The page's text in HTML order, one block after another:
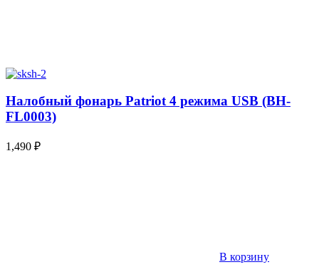
Налобный фонарь Patriot 4 режима USB (BH-
FL0003)
1,490 ₽
В корзину